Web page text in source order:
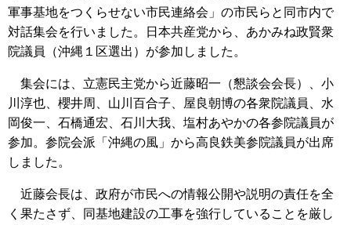
軍事基地をつくらせない市民連絡会」の市民らと同市内で
対話集会を行いました。日本共産党から、あかみね政賢衆
院議員（沖縄１区選出）が参加しました。
集会には、立憲民主党から近藤昭一（懇談会会長）、小
川淳也、櫻井周、山川百合子、屋良朝博の各衆院議員、水
岡俊一、石橋通宏、石川大我、塩村あやかの各参院議員が
参加。参院会派「沖縄の風」から高良鉄美参院議員が出席
しました。
近藤会長は、政府が市民への情報公開や説明の責任を全
く果たさず、同基地建設の工事を強行していることを厳し